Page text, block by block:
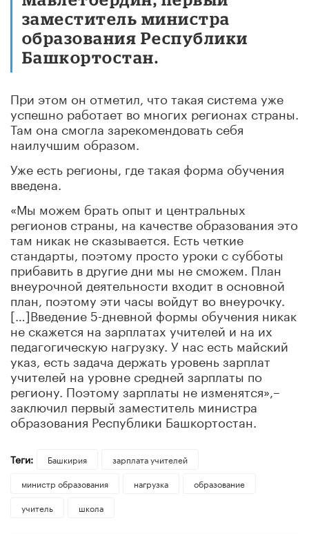
заместитель министра
образования Республики
Башкортостан.
При этом он отметил, что такая система уже
успешно работает во многих регионах страны.
Там она смогла зарекомендовать себя
наилучшим образом.
Уже есть регионы, где такая форма обучения
введена.
«Мы можем брать опыт и центральных
регионов страны, на качестве образования это
там никак не сказывается. Есть четкие
стандарты, поэтому просто уроки с субботы
прибавить в другие дни мы не сможем. План
внеурочной деятельности входит в основной
план, поэтому эти часы войдут во внеурочку.
[…]Введение 5-дневной формы обучения никак
не скажется на зарплатах учителей и на их
педагогическую нагрузку. У нас есть майский
указ, есть задача держать уровень зарплат
учителей на уровне средней зарплаты по
региону. Поэтому зарплаты не изменятся»,–
заключил первый заместитель министра
образования Республики Башкортостан.
Теги: Башкирия
зарплата учителей
министр образования
нагрузка
образование
учитель
школа